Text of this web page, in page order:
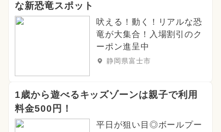
な新恐竜スポット
吠える！動く！リアルな恐
竜が大集合！入場割引のク
ーポン進呈中
静岡県富士市
1歳から遊べるキッズゾーンは親子で利用
料金500円！
平日が狙い目◎ボールプー